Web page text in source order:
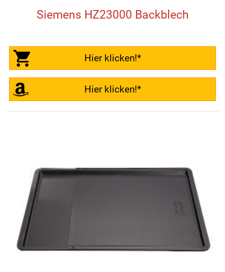
Siemens HZ23000 Backblech
Hier klicken!*
Hier klicken!*